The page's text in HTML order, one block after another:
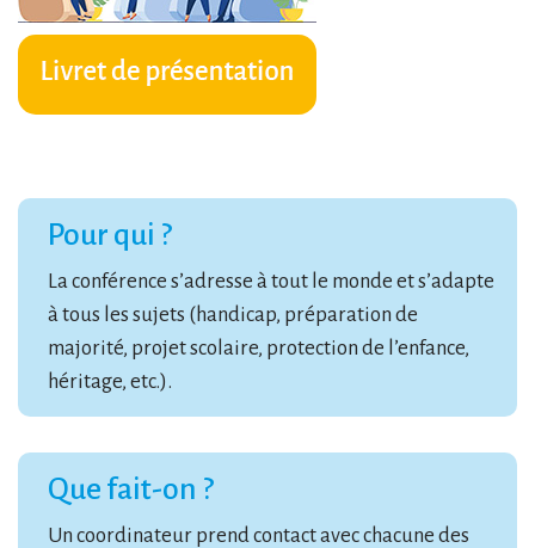
Pour qui ?
La conférence s’adresse à tout le monde et s’adapte
à tous les sujets (handicap, préparation de
majorité, projet scolaire, protection de l’enfance,
héritage, etc.).
Que fait-on ?
Un coordinateur prend contact avec chacune des